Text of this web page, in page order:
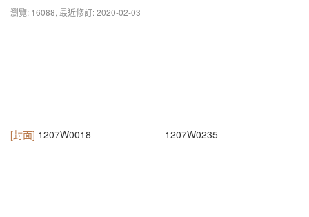
瀏覽: 16088, 最近修訂: 2020-02-03
[封面] 1207W0018 1207W0235